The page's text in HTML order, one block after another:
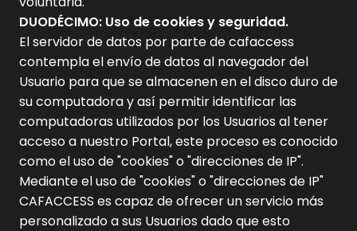
DUODÉCIMO: Uso de cookies y seguridad.
El servidor de datos por parte de cafaccess
contempla el envío de datos al navegador del
Usuario para que se almacenen en el disco duro de
su computadora y así permitir identificar las
computadoras utilizados por los Usuarios al tener
acceso a nuestro Portal, este proceso es conocido
como el uso de "cookies" o "direcciones de IP".
Mediante el uso de "cookies" o "direcciones de IP"
CAFACCESS es capaz de ofrecer un servicio más
personalizado a sus Usuarios dado que esto